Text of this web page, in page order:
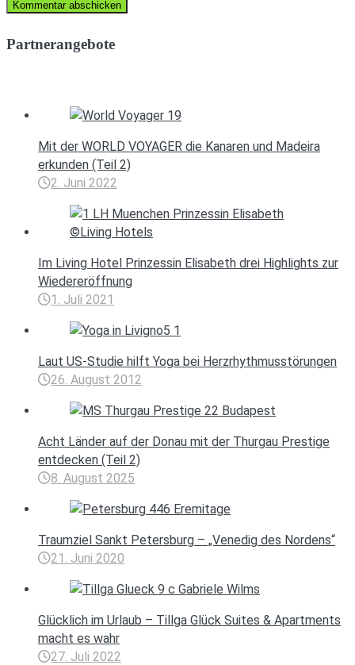
Partnerangebote
Mit der WORLD VOYAGER die Kanaren und Madeira
erkunden (Teil 2)
2. Juni 2022
Im Living Hotel Prinzessin Elisabeth drei Highlights zur
Wiedereröffnung
1. Juli 2021
Laut US-Studie hilft Yoga bei Herzrhythmusstörungen
26. August 2012
Acht Länder auf der Donau mit der Thurgau Prestige
entdecken (Teil 2)
8. August 2025
Traumziel Sankt Petersburg – „Venedig des Nordens“
21. Juni 2020
Glücklich im Urlaub – Tillga Glück Suites & Apartments
macht es wahr
27. Juli 2022